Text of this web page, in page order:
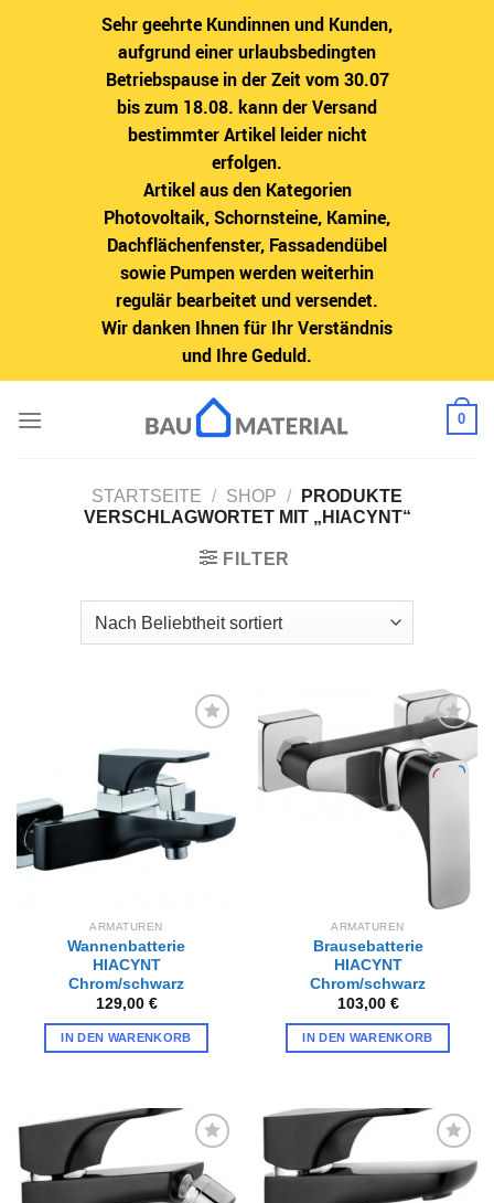
Sehr geehrte Kundinnen und Kunden,
aufgrund einer urlaubsbedingten
Betriebspause in der Zeit vom 30.07
bis zum 18.08. kann der Versand
bestimmter Artikel leider nicht
erfolgen.
Artikel aus den Kategorien
Photovoltaik, Schornsteine, Kamine,
Dachflächenfenster, Fassadendübel
sowie Pumpen werden weiterhin
regulär bearbeitet und versendet.
Wir danken Ihnen für Ihr Verständnis
und Ihre Geduld.
Inhalt
0
STARTSEITE / SHOP /
PRODUKTE
VERSCHLAGWORTET MIT „HIACYNT“
FILTER
Wunschliste
hinzufügen
ARMATUREN
Wannenbatterie
HIACYNT
Chrom/schwarz
129,00 €
IN DEN WARENKORB
Zur
Wunschliste
hinzufügen
ARMATUREN
Brausebatterie
HIACYNT
Chrom/schwarz
103,00 €
IN DEN WARENKORB
Zur
Wunschliste
hinzufügen
Zur
Wunschliste
hinzufügen